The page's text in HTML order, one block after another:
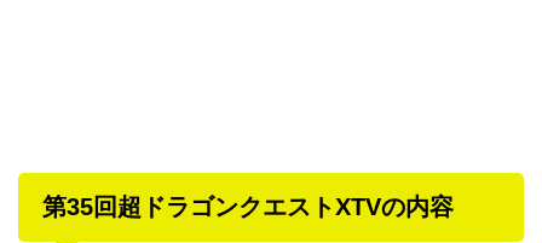
第35回超ドラゴンクエストXTVの内容